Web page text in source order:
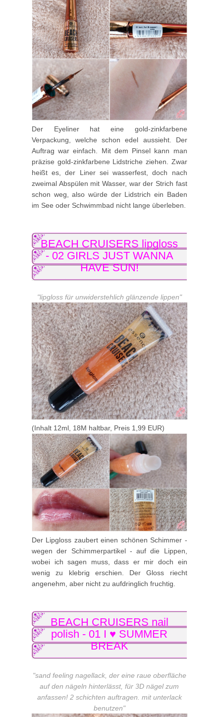
Der Eyeliner hat eine gold-zinkfarbene
Verpackung, welche schon edel aussieht. Der
Auftrag war einfach. Mit dem Pinsel kann man
präzise gold-zinkfarbene Lidstriche ziehen. Zwar
heißt es, der Liner sei wasserfest, doch nach
zweimal Abspülen mit Wasser, war der Strich fast
schon weg, also würde der Lidstrich ein Baden
im See oder Schwimmbad nicht lange überleben.
BEACH CRUISERS lipgloss
- 02 GIRLS JUST WANNA
HAVE SUN!
"lipgloss für unwiderstehlich glänzende lippen"
(Inhalt 12ml, 18M haltbar, Preis 1,99 EUR)
Der Lipgloss zaubert einen schönen Schimmer -
wegen der Schimmerpartikel - auf die Lippen,
wobei ich sagen muss, dass er mir doch ein
wenig zu klebrig erschien. Der Gloss riecht
angenehm, aber nicht zu aufdringlich fruchtig.
BEACH CRUISERS nail
polish - 01 I ♥ SUMMER
BREAK
"sand feeling nagellack, der eine raue oberfläche
auf den nägeln hinterlässt, für 3D nägel zum
anfassen! 2 schichten auftragen. mit unterlack
benutzen"